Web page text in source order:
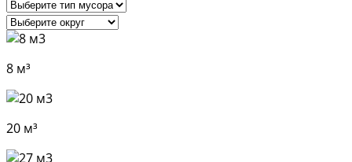
8 м³
20 м³